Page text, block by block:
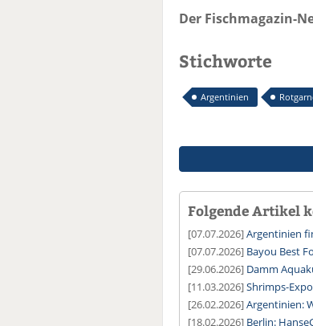
Der Fischmagazin-
Stichworte
Argentinien
Folgende Artikel
[07.07.2026]Argentinien
[07.07.2026] Bayou Best
[29.06.2026] Damm
[11.03.2026]Shrimps-
[26.02.2026]Argentinien:
[18.02.2026] Berlin: